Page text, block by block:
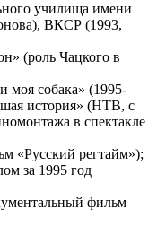
училища имени
ВКСР (1993,
(роль Чацкого в
моя собака» (1995-
история» (НТВ, с
в спектакле
«Русский регтайм»);
за 1995 год
фильм